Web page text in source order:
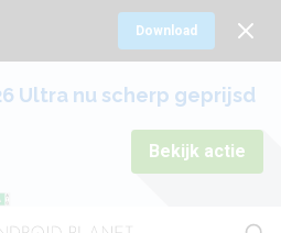
Download
Ultra nu scherp geprijsd
Bekijk actie